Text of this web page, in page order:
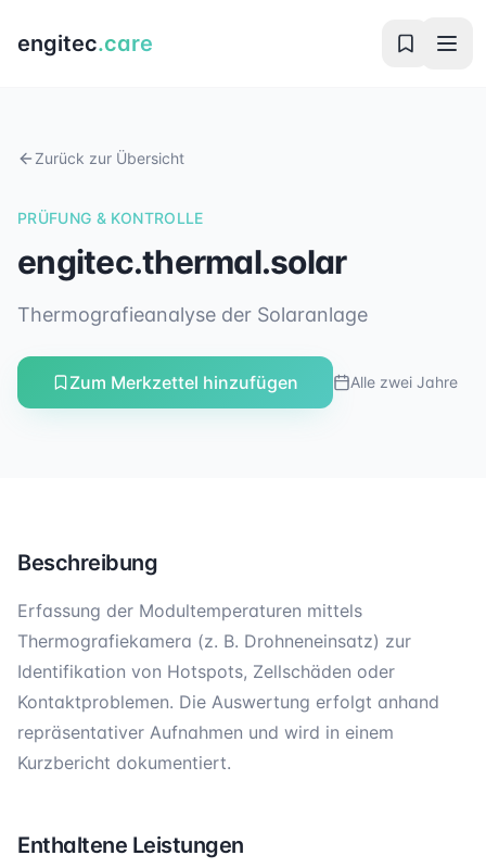
engitec.care
Zurück zur Übersicht
PRÜFUNG & KONTROLLE
engitec.thermal.solar
Thermografieanalyse der Solaranlage
Zum Merkzettel hinzufügen Alle zwei Jahre
Beschreibung
Erfassung der Modultemperaturen mittels
Thermografiekamera (z. B. Drohneneinsatz) zur
Identifikation von Hotspots, Zellschäden oder
Kontaktproblemen. Die Auswertung erfolgt anhand
repräsentativer Aufnahmen und wird in einem
Kurzbericht dokumentiert.
Enthaltene Leistungen